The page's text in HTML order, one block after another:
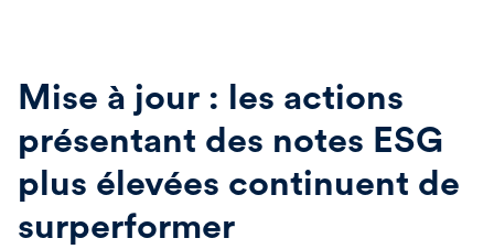
Mise à jour : les actions
présentant des notes ESG
plus élevées continuent de
surperformer